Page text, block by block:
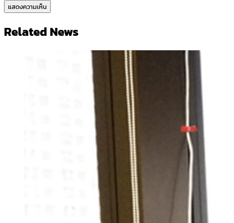
Related News